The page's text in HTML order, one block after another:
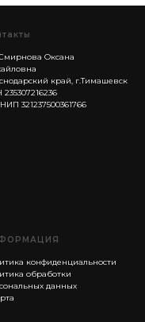
Оксана
край, г.Тимашевск
321237500361766
конфиденциальности
обработки
данных